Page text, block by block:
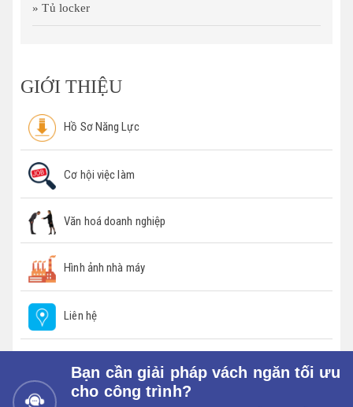
» Tủ locker
GIỚI THIỆU
Hồ Sơ Năng Lực
Cơ hội việc làm
Văn hoá doanh nghiệp
Hình ảnh nhà máy
Liên hệ
Bạn cần giải pháp vách ngăn tối ưu
cho công trình?